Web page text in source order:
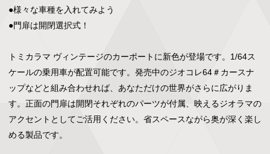
●様々な車種を入れてみよう
●門扉は開閉選択式！
トミカラマ ヴィンテージのカーポートに新色が登場です。1/64ス
ケールの乗用車が配置可能です。発売中のジオコレ64＃カースナ
ップなどと組み合わせれば、あなただけの世界がさらに広がりま
す。正面の門扉は開閉それぞれのパーツが付属、映えるジオラマの
アクセントとしてご活用ください。省スペースながら奥が深く楽し
める製品です。